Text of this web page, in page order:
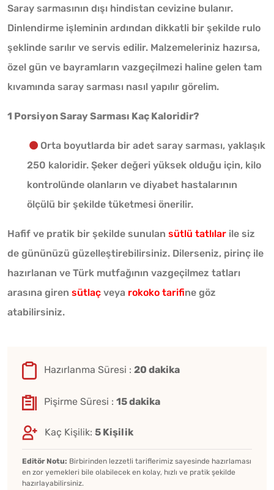
Saray sarmasının dışı hindistan cevizine bulanır.
Dinlendirme işleminin ardından dikkatli bir şekilde rulo
şeklinde sarılır ve servis edilir. Malzemeleriniz hazırsa,
özel gün ve bayramların vazgeçilmezi haline gelen tam
kıvamında saray sarması nasıl yapılır görelim.
1 Porsiyon Saray Sarması Kaç Kaloridir?
Orta boyutlarda bir adet saray sarması, yaklaşık
250 kaloridir. Şeker değeri yüksek olduğu için, kilo
kontrolünde olanların ve diyabet hastalarının
ölçülü bir şekilde tüketmesi önerilir.
Hafif ve pratik bir şekilde sunulan sütlü tatlılar ile siz
de gününüzü güzelleştirebilirsiniz. Dilerseniz, pirinç ile
hazırlanan ve Türk mutfağının vazgeçilmez tatları
arasına giren sütlaç veya rokoko tarifine göz
atabilirsiniz.
Hazırlanma Süresi : 20 dakika
Pişirme Süresi : 15 dakika
Kaç Kişilik: 5 Kişilik
Editör Notu: Birbirinden lezzetli tariflerimiz sayesinde hazırlaması
en zor yemekleri bile olabilecek en kolay, hızlı ve pratik şekilde
hazırlayabilirsiniz.